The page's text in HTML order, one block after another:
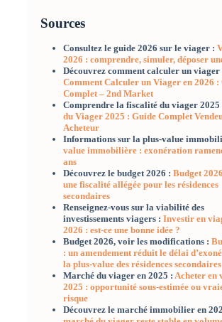
Sources
Consultez le guide 2026 sur le viager :
2026 : comprendre, simuler, déposer
Découvrez comment calculer un viager
Comment Calculer un Viager en 2026 :
Complet – 2nd Market
Comprendre la fiscalité du viager
du Viager 2025 : Guide Complet
Acheteur
Informations sur la plus-value
value immobilière : exonération
ans
Découvrez le budget 2026 :Budget
une fiscalité allégée pour les résidences
secondaires
Renseignez-vous sur la viabilité des
investissements viagers :Investir en
2026 : est-ce une bonne idée ?
Budget 2026, voir les modifications :
: un amendement réduit le délai
la plus-value des résidences secondaires
Marché du viager en 2025 : Acheter en
2025 : opportunité sous-estimée ou
risque
Découvrez le marché immobilier en